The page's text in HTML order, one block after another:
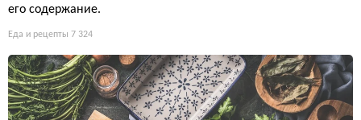
его содержание.
Еда и рецепты 7 324